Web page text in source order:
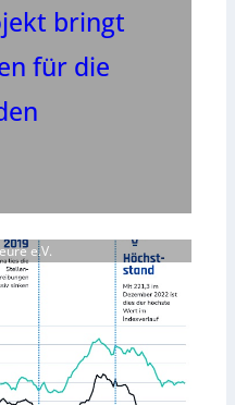
bringt
für die
e.V.